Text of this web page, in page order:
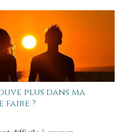
plus dans ma
faire ?